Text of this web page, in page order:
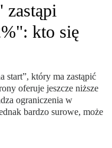
zastąpi
kto się
start”, który ma zastąpić
oferuje jeszcze niższe
ograniczenia w
bardzo surowe, może